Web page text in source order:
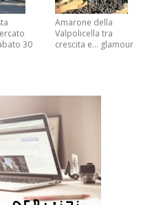
30
Amarone della
Valpolicella tra
crescita e… glamour